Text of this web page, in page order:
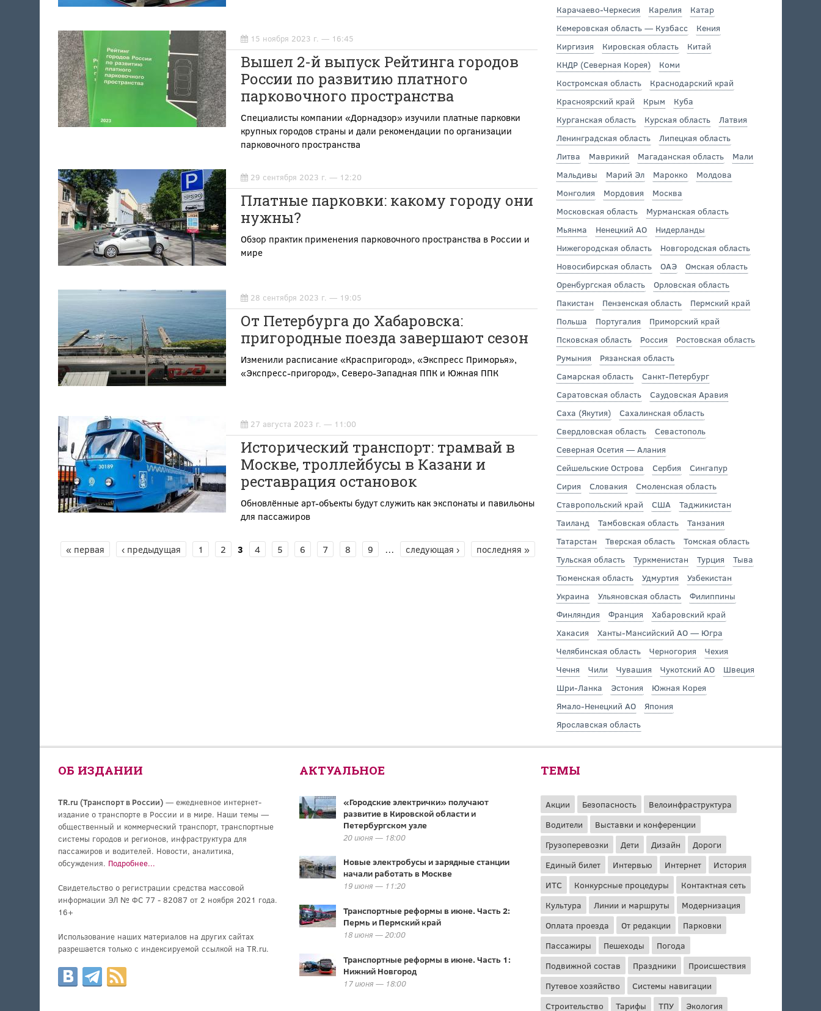
15 ноября 2023 г. — 16:45
Вышел 2-й выпуск Рейтинга городов
России по развитию платного
парковочного пространства
Специалисты компании «Дорнадзор» изучили платные парковки
крупных городов страны и дали рекомендации по организации
парковочного пространства
29 сентября 2023 г. — 12:20
Платные парковки: какому городу они
нужны?
Обзор практик применения парковочного пространства в России и
мире
28 сентября 2023 г. — 19:05
От Петербурга до Хабаровска:
пригородные поезда завершают сезон
Изменили расписание «Краспригород», «Экспресс Приморья»,
«Экспресс-пригород», Северо-Западная ППК и Южная ППК
27 августа 2023 г. — 11:00
Исторический транспорт: трамвай в
Москве, троллейбусы в Казани и
реставрация остановок
Обновлённые арт-объекты будут служить как экспонаты и павильоны
для пассажиров
СТРАНИЦЫ
« первая ‹ предыдущая 1 2 3 4 5 6 7 8 9 … следующая › последняя »
Карачаево-Черкесия
Карелия
Катар
Кемеровская область — Кузбасс
Кения
Киргизия
Кировская область
Китай
КНДР (Северная Корея)
Коми
Костромская область
Краснодарский край
Красноярский край
Крым
Куба
Курганская область
Курская область
Латвия
Ленинградская область
Липецкая область
Литва
Маврикий Магаданская область
Мали
Мальдивы
Марий Эл Марокко
Молдова
Монголия
Мордовия
Москва
Московская область
Мурманская область
Мьянма
Ненецкий АО
Нидерланды
Нижегородская область
Новгородская область
Новосибирская область
ОАЭ
Омская область
Оренбургская область
Орловская область
Пакистан
Пензенская область
Пермский край
Польша
Португалия
Приморский край
Псковская область
Россия
Ростовская область
Румыния
Рязанская область
Самарская область
Санкт-Петербург
Саратовская область
Саудовская Аравия
Саха (Якутия)
Сахалинская область
Свердловская область
Севастополь
Северная Осетия — Алания
Сейшельские Острова
Сербия
Сингапур
Сирия
Словакия
Смоленская область
Ставропольский край
США
Таджикистан
Таиланд
Тамбовская область
Танзания
Татарстан
Тверская область
Томская область
Тульская область
Туркменистан Турция
Тыва
Тюменская область
Удмуртия
Узбекистан
Украина
Ульяновская область
Филиппины
Финляндия
Франция
Хабаровский край
Хакасия
Ханты-Мансийский АО — Югра
Челябинская область
Черногория
Чехия
Чечня
Чили Чувашия Чукотский АО
Швеция
Шри-Ланка
Эстония
Южная Корея
Ямало-Ненецкий АО
Япония
Ярославская область
ОБ ИЗДАНИИ
TR.ru (Транспорт в России)— ежедневное интернет-
издание о транспорте в России и в мире. Наши темы —
общественный и коммерческий транспорт, транспортные
системы городов и регионов, инфраструктура для
пассажиров и водителей. Новости, аналитика,
обсуждения. Подробнее...
Свидетельство о регистрации средства массовой
информации ЭЛ № ФС 77 - 82087 от 2 ноября 2021 года.
16+
Использование наших материалов на других сайтах
разрешается только с индексируемой ссылкой на TR.ru.
АКТУАЛЬНОЕ
«Городские электрички» получают
развитие в Кировской области и
Петербургском узле
20 июня — 18:00
Новые электробусы и зарядные станции
начали работать в Москве
19 июня — 11:20
Транспортные реформы в июне. Часть 2:
Пермь и Пермский край
18 июня — 20:00
Транспортные реформы в июне. Часть 1:
Нижний Новгород
17 июня — 18:00
ТЕМЫ
Акции Безопасность
Велоинфраструктура
Водители
Выставки и конференции
Грузоперевозки
Дети Дизайн
Дороги
Единый билет
Интервью Интернет
История
ИТС
Конкурсные процедуры
Контактная сеть
Культура
Линии и маршруты
Модернизация
Оплата проезда
От редакции
Парковки
Пассажиры
Пешеходы
Погода
Подвижной состав
Праздники
Происшествия
Путевое хозяйство
Системы навигации
Строительство
Тарифы ТПУ Экология